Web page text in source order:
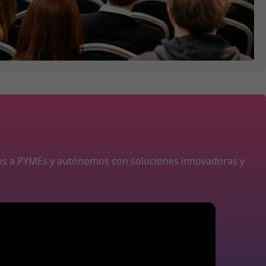
a PYMEs y autónomos con soluciones innovadoras y